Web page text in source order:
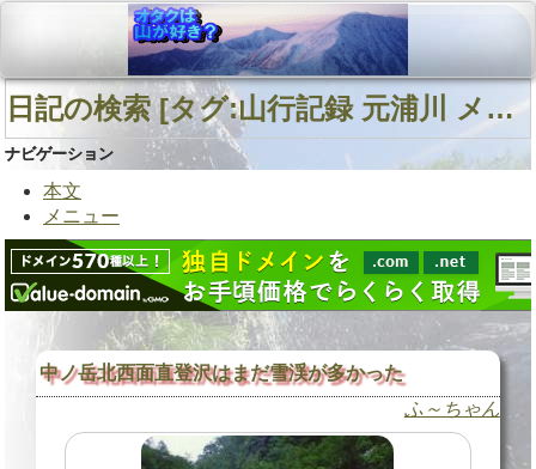
日記の検索 [タグ:山行記録 元浦川 メナシベツ川 中ノ岳北西面直登沢] 01～01(01件中)
ナビゲーション
本文
メニュー
中ノ岳北西面直登沢はまだ雪渓が多かった
ふ～ちゃん